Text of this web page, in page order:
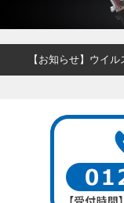
【お知らせ】ウイ